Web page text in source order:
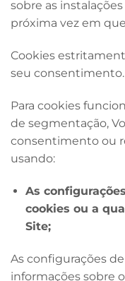
sobre as
próxima vez em
Cookies
seu consentimento.
Para cookies
de segmentação,
consentimento ou
usando:
As
cookies ou a
Site;
As configurações
informações sobre